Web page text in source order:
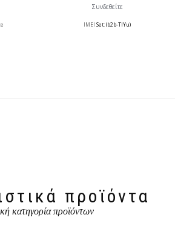
Συνδεθείτε
IMEI Set: (b2b-TlYu)
προϊόντα
κατηγορία προϊόντων